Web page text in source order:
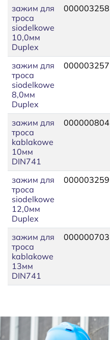
зажим для
троса
siodelkowe
10,0мм
Duplex
000003258
зажим для
троса
siodelkowe
8,0мм
Duplex
000003257
зажим для
троса
kablakowe
10мм
DIN741
000000804
зажим для
троса
siodelkowe
12,0мм
Duplex
000003259
зажим для
троса
kablakowe
13мм
DIN741
000000703